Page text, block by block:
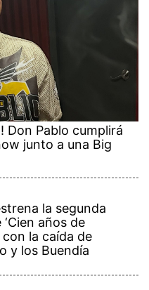
Don Pablo cumplirá
junto a una Big
la segunda
años de
con la caída de
y los Buendía